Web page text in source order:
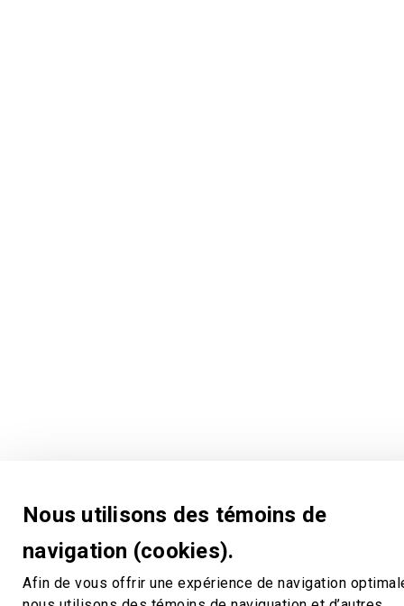
Nous utilisons des témoins de
navigation (cookies).
Afin de vous offrir une expérience de navigation